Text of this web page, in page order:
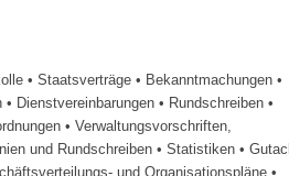
• Staatsverträge • Bekanntmachungen •
• Dienstvereinbarungen • Rundschreiben •
• Verwaltungsvorschriften,
und Rundschreiben • Statistiken •
und Organisationspläne •